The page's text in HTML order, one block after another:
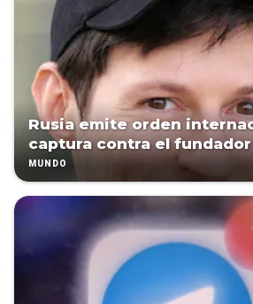
Rusia emite orden
captura contra el
MUNDO